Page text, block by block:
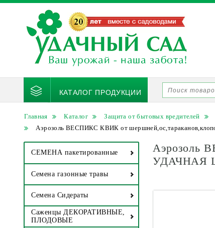
КАТАЛОГ ПРОДУКЦИИ
Главная Каталог Защита от бытовых вредителей
Аэрозоль ВЕСПИКС КВИК от
СЕМЕНА пакетированные
Семена газонные травы
Семена Сидераты
Саженцы ДЕКОРАТИВНЫЕ,
ПЛОДОВЫЕ
Аэрозоль
УДАЧНАЯ